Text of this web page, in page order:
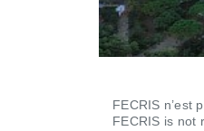
FECRIS n’est
FECRIS is not